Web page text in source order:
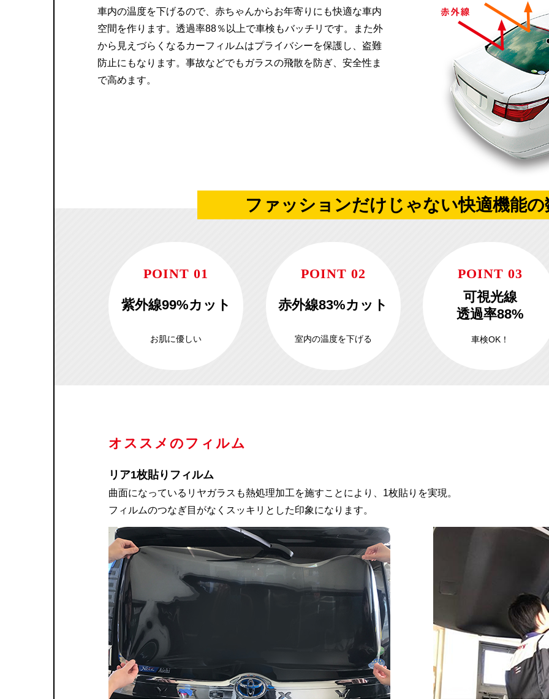
車内の温度を下げるので、赤ちゃんからお年寄りにも快適な車内
空間を作ります。透過率88％以上で車検もバッチリです。また外
から見えづらくなるカーフィルムはプライバシーを保護し、盗難
防止にもなります。事故などでもガラスの飛散を防ぎ、安全性ま
で高めます。
ファッションだけじゃない快適機能の
POINT 01
紫外線99%カット
お肌に優しい
POINT 02
赤外線83%カット
室内の温度を下げる
POINT 03
可視光線
透過率88%
車検OK！
オススメのフィルム
リア1枚貼りフィルム
曲面になっているリヤガラスも熱処理加工を施すことにより、1枚貼りを実現。
フィルムのつなぎ目がなくスッキリとした印象になります。